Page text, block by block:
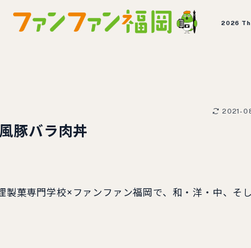
2026
2021-
豚バラ肉丼
菓専門学校×ファンファン福岡で、和・洋・中、そ